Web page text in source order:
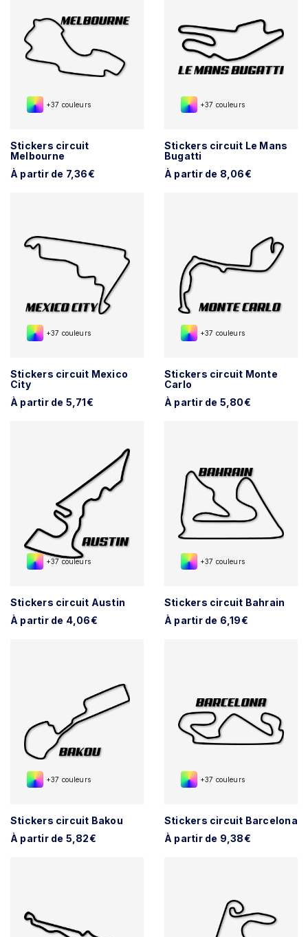
+37 couleurs
Stickers circuit
Melbourne
À partir de 7,36€
+37 couleurs
Stickers circuit Le Mans
Bugatti
À partir de 8,06€
+37 couleurs
Stickers circuit Mexico
City
À partir de 5,71€
+37 couleurs
Stickers circuit Monte
Carlo
À partir de 5,80€
+37 couleurs
Stickers circuit Austin
À partir de 4,06€
+37 couleurs
Stickers circuit Bahrain
À partir de 6,19€
+37 couleurs
Stickers circuit Bakou
À partir de 5,82€
+37 couleurs
Stickers circuit Barcelona
À partir de 9,38€